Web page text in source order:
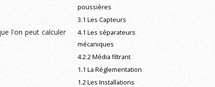
l'on peut calculer
poussières
3.1 Les Capteurs
4.1 Les séparateurs
mécaniques
4.2.2 Média filtrant
1.1 La Réglementation
1.2 Les Installations